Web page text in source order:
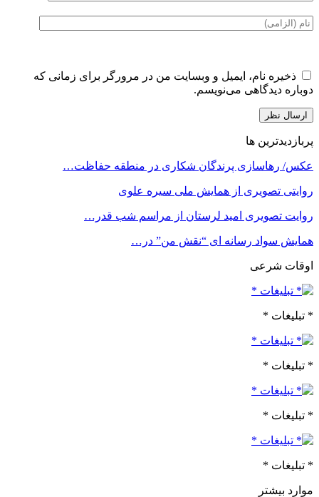
ذخیره نام، ایمیل و وبسایت من در مرورگر برای زمانی که
دوباره دیدگاهی می‌نویسم.
پربازدیدترین ها
عکس/ رهاسازی پرندگان شکاری در منطقه حفاظت…
روایتی تصویری از همایش ملی سیره علوی
روایت تصویری امید لرستان از مراسم شب قدر…
همایش سواد رسانه ای “نقش من” در…
اوقات شرعی
* تبلیغات *
* تبلیغات *
* تبلیغات *
* تبلیغات *
موارد بیشتر